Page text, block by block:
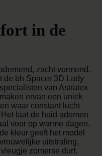
in de
zacht vormend.
de bh Spacer 3D Lady
van Astratex
ervan een uniek
waar constant lucht
laat de huid ademen
voor op warme dagen.
kleur geeft het model
uitstraling,
zomerse durf.